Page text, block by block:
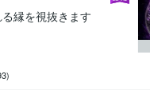
縁を視抜きます